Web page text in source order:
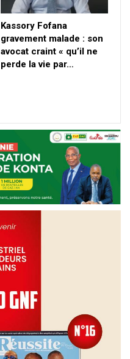
Kassory Fofana
gravement malade : son
avocat craint « qu’il ne
perde la vie par…